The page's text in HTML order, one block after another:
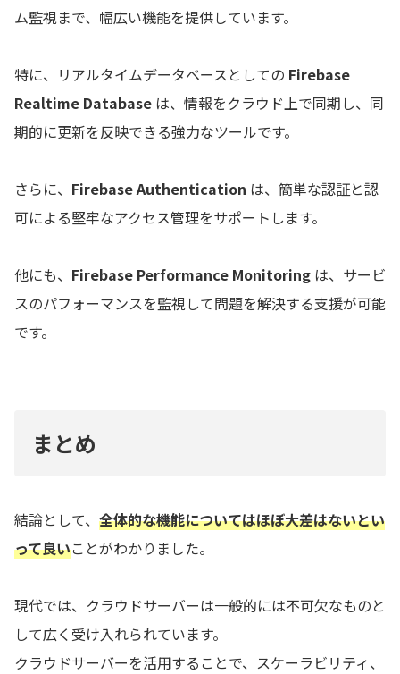
ム監視まで、幅広い機能を提供しています。
特に、リアルタイムデータベースとしての Firebase
Realtime Database は、情報をクラウド上で同期し、同
期的に更新を反映できる強力なツールです。
さらに、 Firebase Authentication は、簡単な認証と認
可による堅牢なアクセス管理をサポートします。
他にも、 Firebase Performance Monitoring は、サービ
スのパフォーマンスを監視して問題を解決する支援が可能
です。
まとめ
結論として、 全体的な機能についてはほぼ大差はないとい
って良いことがわかりました。
現代では、クラウドサーバーは一般的には不可欠なものと
して広く受け入れられています。
クラウドサーバーを活用することで、スケーラビリティ、